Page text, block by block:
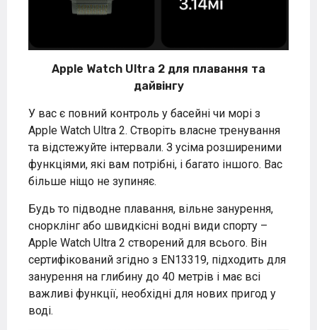
Apple Watch Ultra 2 для плавання та
дайвінгу
У вас є повний контроль у басейні чи морі з
Apple Watch Ultra 2. Створіть власне тренування
та відстежуйте інтервали. З усіма розширеними
функціями, які вам потрібні, і багато іншого. Вас
більше ніщо не зупиняє.
Будь то підводне плавання, вільне занурення,
снорклінг або швидкісні водні види спорту –
Apple Watch Ultra 2 створений для всього. Він
сертифікований згідно з EN13319, підходить для
занурення на глибину до 40 метрів і має всі
важливі функції, необхідні для нових пригод у
воді.